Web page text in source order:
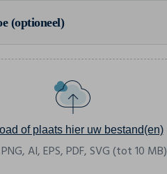
(optioneel)
of plaats hier uw bestand(en)
AI, EPS, PDF, SVG (tot 10 MB)